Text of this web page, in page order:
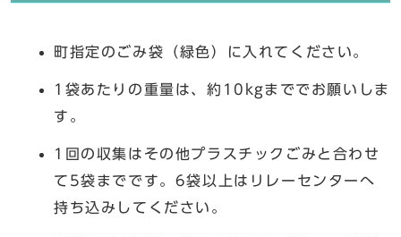
町指定のごみ袋（緑色）に入れてください。
1袋あたりの重量は、約10kgまででお願いしま
す。
1回の収集はその他プラスチックごみと合わせ
て5袋までです。6袋以上はリレーセンターへ
持ち込みしてください。